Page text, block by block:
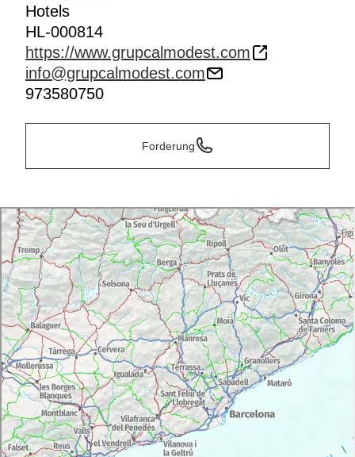
Hotels
HL-000814
https://www.grupcalmodest.com
info@grupcalmodest.com
973580750
Forderung